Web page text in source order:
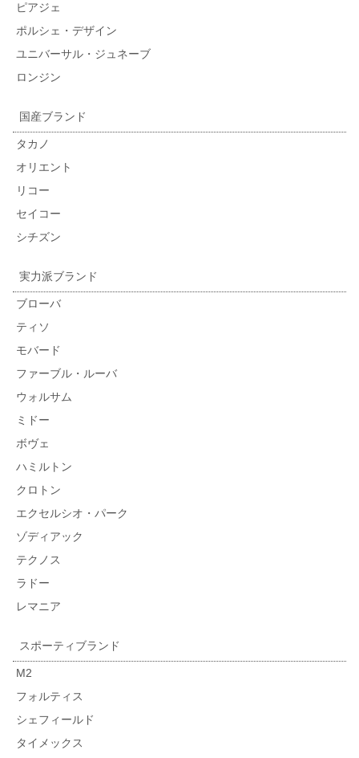
ピアジェ
ポルシェ・デザイン
ユニバーサル・ジュネーブ
ロンジン
国産ブランド
タカノ
オリエント
リコー
セイコー
シチズン
実力派ブランド
ブローバ
ティソ
モバード
ファーブル・ルーバ
ウォルサム
ミドー
ボヴェ
ハミルトン
クロトン
エクセルシオ・パーク
ゾディアック
テクノス
ラドー
レマニア
スポーティブランド
M2
フォルティス
シェフィールド
タイメックス